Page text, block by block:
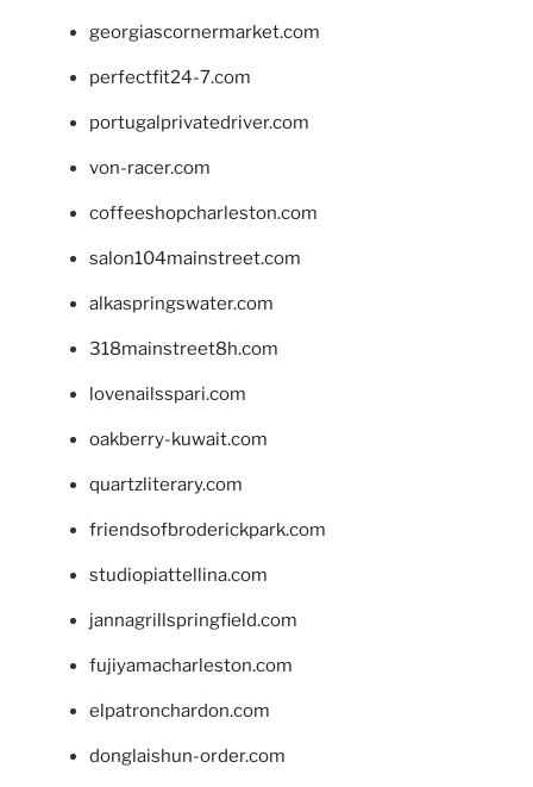
georgiascornermarket.com
perfectfit24-7.com
portugalprivatedriver.com
von-racer.com
coffeeshopcharleston.com
salon104mainstreet.com
alkaspringswater.com
318mainstreet8h.com
lovenailsspari.com
oakberry-kuwait.com
quartzliterary.com
friendsofbroderickpark.com
studiopiattellina.com
jannagrillspringfield.com
fujiyamacharleston.com
elpatronchardon.com
donglaishun-order.com